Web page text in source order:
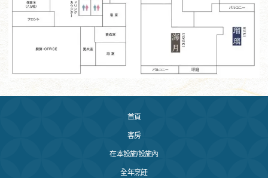
首頁
客房
在本設施/設施內
全年烹飪